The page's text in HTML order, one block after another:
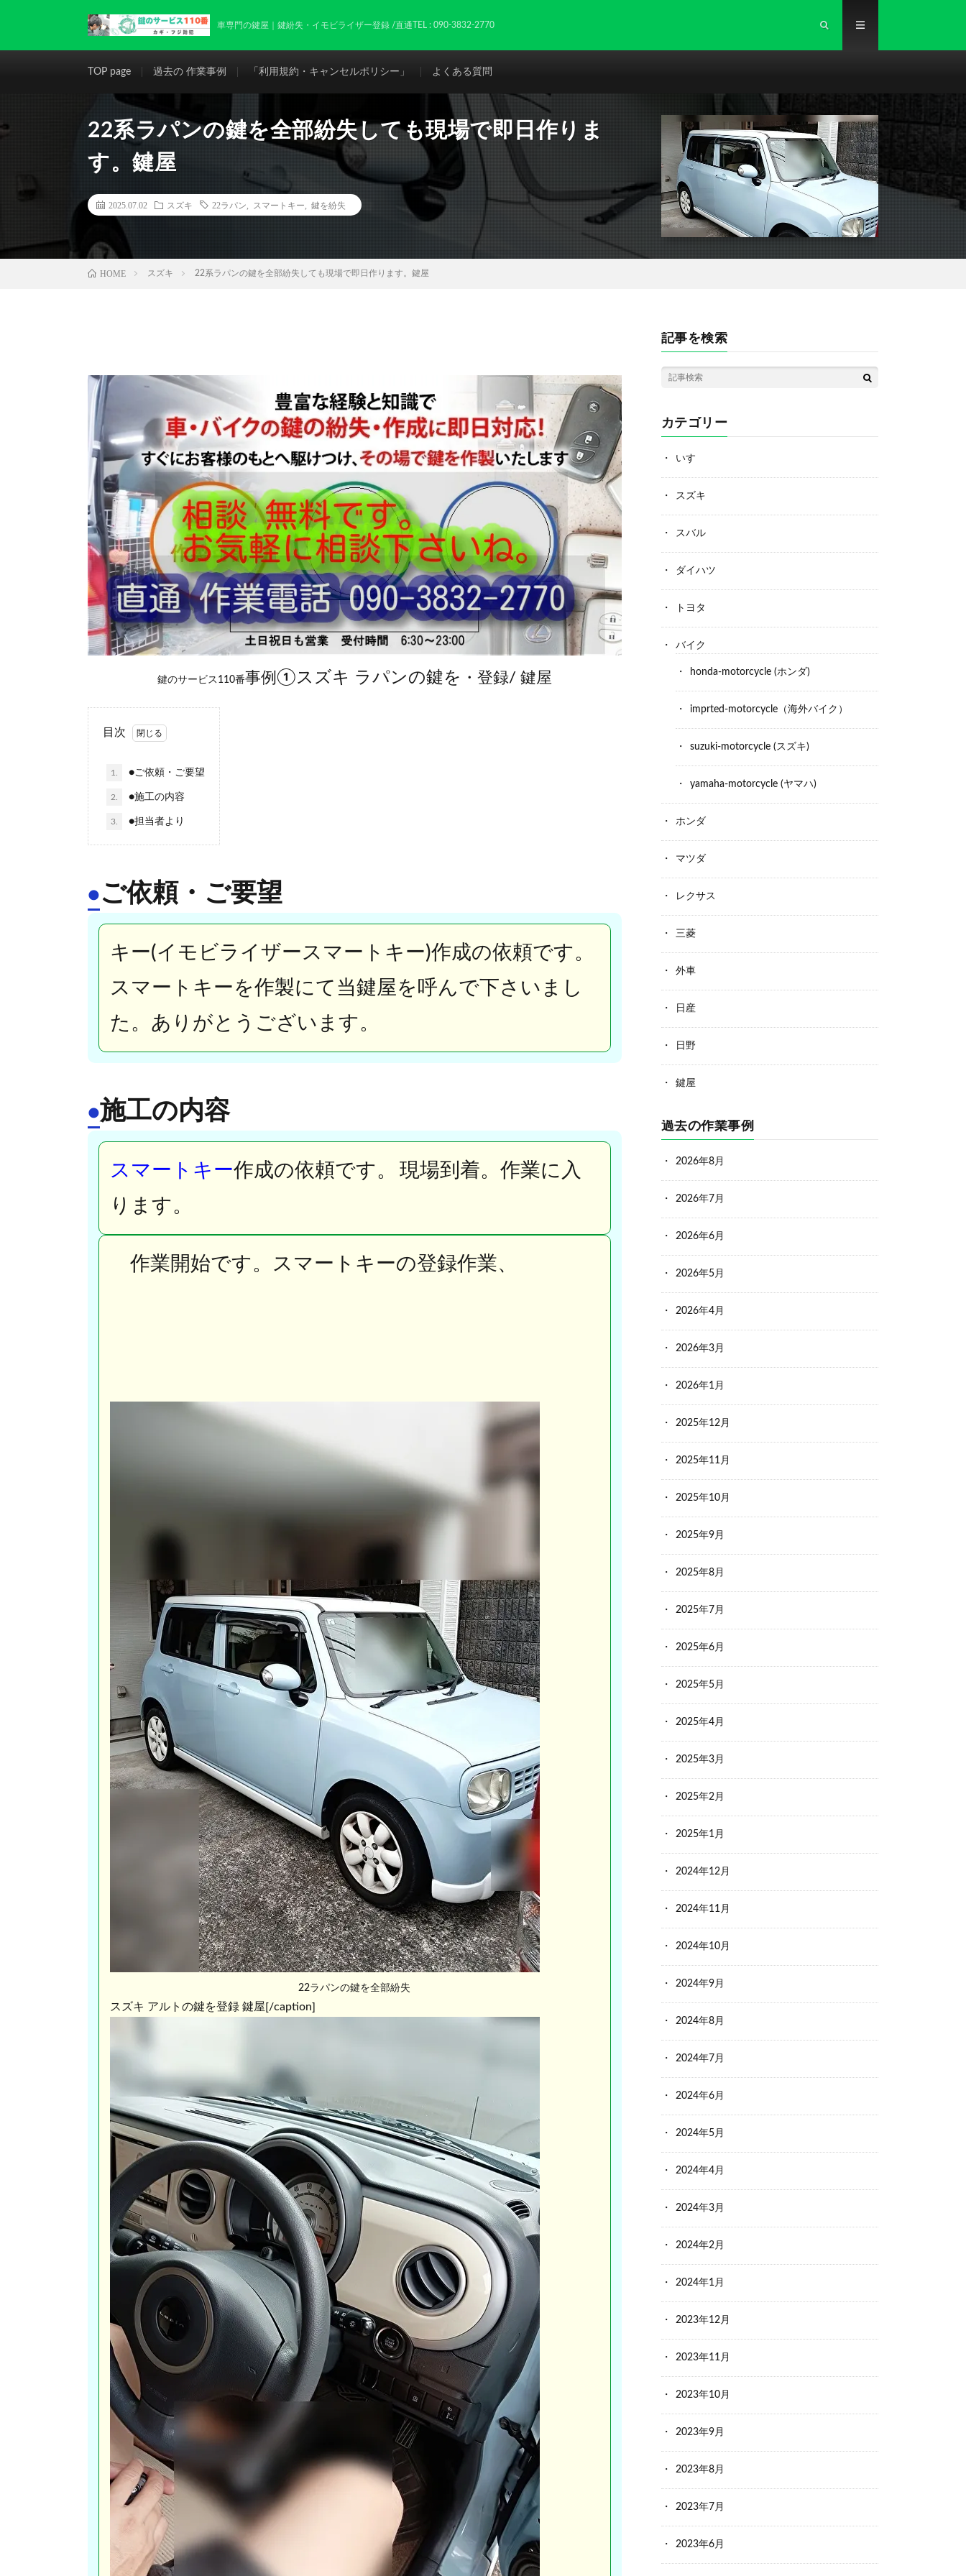
車専門の鍵屋｜鍵紛失・イモビライザー登録 /直通TEL : 090-3832-2770
TOP page 過去の 作業事例 「利用規約・キャンセルポリシー」 よくある質問
22系ラパンの鍵を全部紛失しても現場で即日作りま
す。鍵屋
2025.07.02 スズキ 22ラパン スマートキー 鍵を紛失
HOME スズキ 22系ラパンの鍵を全部紛失しても現場で即日作ります。鍵屋
鍵のサービス110番事例 ①スズキ ラパンの鍵を ・登録/ 鍵屋
目次
1. ●ご依頼・ご要望
2. ●施工の内容
3. ●担当者より
●ご依頼・ご要望
キー(イモビライザースマートキー)作成の依頼です。
スマートキーを作製にて当鍵屋を呼んで下さいまし
た。ありがとうございます。
●施工の内容
スマートキー作成の依頼です。
現場到着。作業に入
ります。
作業開始です。スマートキーの登録作業、
22ラパンの鍵を全部紛失
スズキ アルトの鍵を登録 鍵屋[/caption]
記事を検索
カテゴリー
いすゞ
スズキ
スバル
ダイハツ
トヨタ
バイク
honda-motorcycle (ホンダ)
imprted-motorcycle（海外バイク）
suzuki-motorcycle (スズキ)
yamaha-motorcycle (ヤマハ)
ホンダ
マツダ
レクサス
三菱
外車
日産
日野
鍵屋
過去の作業事例
2026年8月
2026年7月
2026年6月
2026年5月
2026年4月
2026年3月
2026年1月
2025年12月
2025年11月
2025年10月
2025年9月
2025年8月
2025年7月
2025年6月
2025年5月
2025年4月
2025年3月
2025年2月
2025年1月
2024年12月
2024年11月
2024年10月
2024年9月
2024年8月
2024年7月
2024年6月
2024年5月
2024年4月
2024年3月
2024年2月
2024年1月
2023年12月
2023年11月
2023年10月
2023年9月
2023年8月
2023年7月
2023年6月